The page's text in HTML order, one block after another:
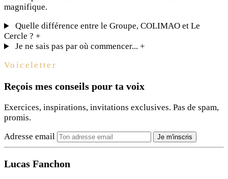
magnifique.
Quelle différence entre le Groupe, COLIMAO et Le
Cercle ? +
Je ne sais pas par où commencer...+
Voiceletter
Reçois mes conseils pour ta voix
Exercices, inspirations, invitations exclusives. Pas de spam,
promis.
Adresse email
Je m'inscris
Lucas Fanchon